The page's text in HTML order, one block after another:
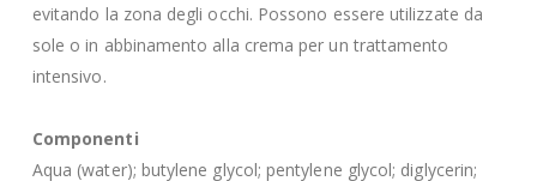
evitando la zona degli occhi. Possono essere utilizzate da
sole o in abbinamento alla crema per un trattamento
intensivo.
Componenti
Aqua (water); butylene glycol; pentylene glycol; diglycerin;